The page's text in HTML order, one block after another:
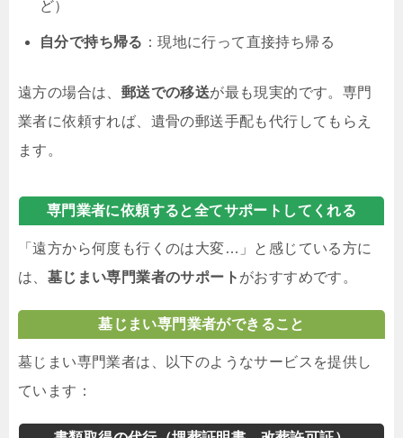
ど）
自分で持ち帰る ：現地に行って直接持ち帰る
遠方の場合は、 郵送での移送が最も現実的です。専門
業者に依頼すれば、遺骨の郵送手配も代行してもらえ
ます。
専門業者に依頼すると全てサポートしてくれる
「遠方から何度も行くのは大変…」と感じている方に
は、 墓じまい専門業者のサポート がおすすめです。
墓じまい専門業者ができること
墓じまい専門業者は、以下のようなサービスを提供し
ています：